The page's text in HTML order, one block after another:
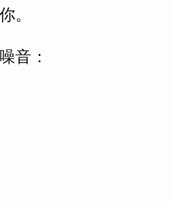
。
音：